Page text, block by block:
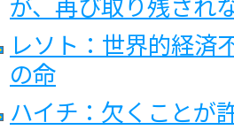
レソト：世界的経済
の命
ハイチ：欠くことが